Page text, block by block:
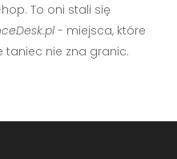
To oni stali się
- miejsca, które
taniec nie zna granic.